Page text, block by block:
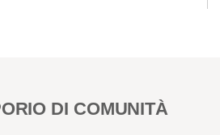
DI COMUNITÀ